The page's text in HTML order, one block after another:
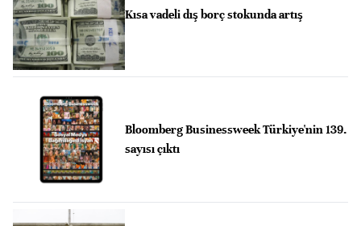
Kısa vadeli dış borç stokunda artış
Bloomberg Businessweek Türkiye'nin 139.
sayısı çıktı